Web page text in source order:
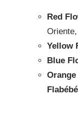
Red
Yellow
Blue
Flabébé